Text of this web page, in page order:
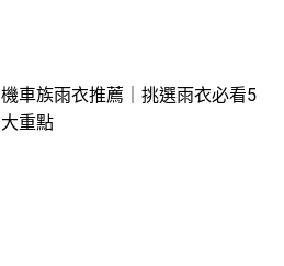
機車族雨衣推薦｜挑選雨衣必看5
大重點